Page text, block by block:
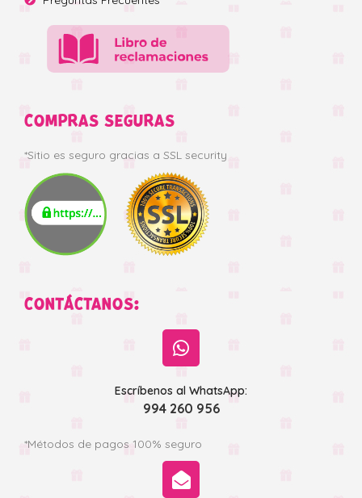
COMPRAS SEGURAS
*Sitio es seguro gracias a SSL security
CONTÁCTANOS:
Escríbenos al WhatsApp:
994 260 956
*Métodos de pagos 100% seguro